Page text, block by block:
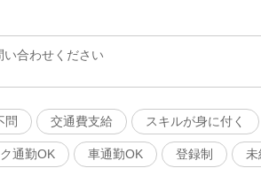
合わせください
問 交通費支給 スキルが身に付く
通勤OK 車通勤OK 登録制